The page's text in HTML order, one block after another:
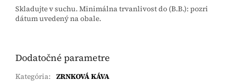
Skladujte v suchu. Minimálna trvanlivost do (B.B.): pozri
dátum uvedený na obale.
Dodatočné parametre
Kategória: ZRNKOVÁ KÁVA